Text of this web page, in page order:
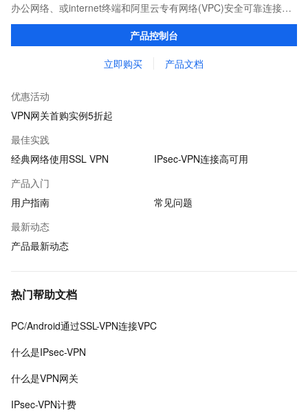
办公网络、或internet终端和阿里云专有网络(VPC)安全可靠连接起
来的服务。阿里云VPN网关在国家相关政策法规下提供服务，不提
产品控制台
立即购买 产品文档
优惠活动
VPN网关首购实例5折起
最佳实践
经典网络使用SSL VPN
IPsec-VPN连接高可用
产品入门
用户指南
常见问题
最新动态
产品最新动态
热门帮助文档
PC/Android通过SSL-VPN连接VPC
什么是IPsec-VPN
什么是VPN网关
IPsec-VPN计费